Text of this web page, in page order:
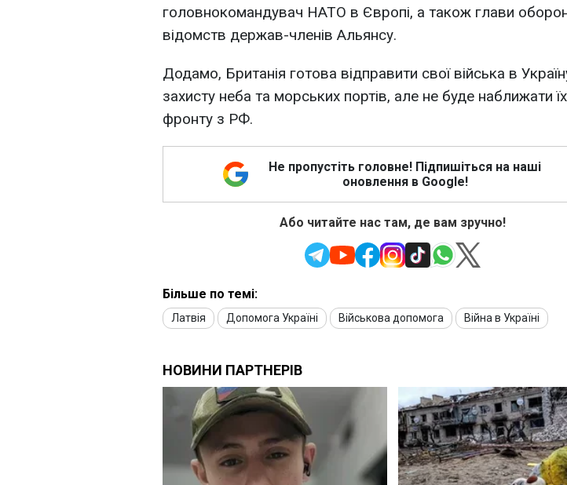
головнокомандувач НАТО в Європі, а також глави
відомств держав-членів Альянсу.
Додамо, Британія готова відправити свої війська в
захисту неба та морських портів, але не буде наближати їх
фронту з РФ.
Не пропустіть головне! Підпишіться на наші
оновлення в Google!
Або читайте нас там, де вам зручно!
Більше по темі:
Латвія Допомога Україні Військова допомога Війна в Україні